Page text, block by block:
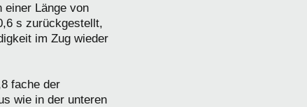
einer Länge von
s zurückgestellt,
im Zug wieder
fache der
wie in der unteren